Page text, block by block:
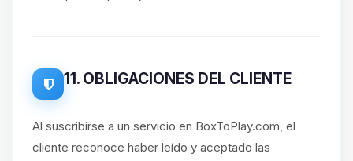
11. OBLIGACIONES DEL CLIENTE
Al suscribirse a un servicio en BoxToPlay.com, el
cliente reconoce haber leído y aceptado las